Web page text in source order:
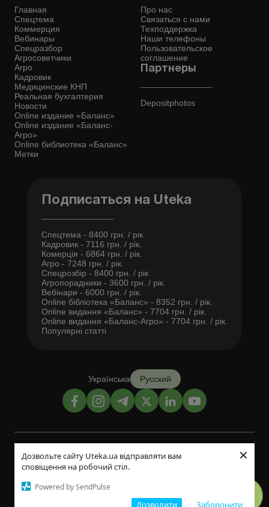
Дозвольте сайту Uteka.ua відправляти вам
сповіщення на робочий стіл.
Powered by SendPulse
Заборонити
Дозволити
×
Главная
Спецтема
Коммерция
Вебинары
Спецразбор
Агросоветчики
Агро
Кадровик
Медицинские КНП
Реальная бухгалтерия
Новости
Online издание «Баланс»
Online издание «Баланс-
Агро»
Online библиотека «Баланс»
Метки
Про нас
Связаться с нами
Техподдержка
Наши телефоны
Пользовательское
соглашение
Партнеры
Depositphotos
Подписаться на Uteka
Спецтема - 8400 грн. / рік.
Кадровик - 7116 грн. / рік.
Комерція - 6864 грн. / рік.
Агро - 7248 грн. / рік.
Спецрозбір - 8400 грн. / рік.
Агропорадники - 3600 грн. / рік.
Вебінари - 6000 грн. / рік.
Online бібліотека «Баланс» - 8352 грн. / рік.
Online видання «Баланс» - 7704 грн. / рік.
Online видання «Баланс-Агро» - 7704 грн. / рік.
Популярні статті
Українська Русский
Дизайн и разработка: